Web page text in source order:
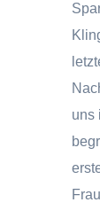
uns